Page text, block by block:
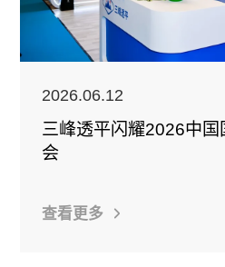
2026.06.12
三峰透平闪耀2026中
会
查看更多